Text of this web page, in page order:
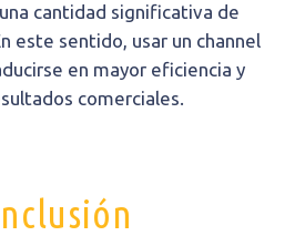
cantidad significativa de
este sentido, usar un channel
en mayor eficiencia y
comerciales.